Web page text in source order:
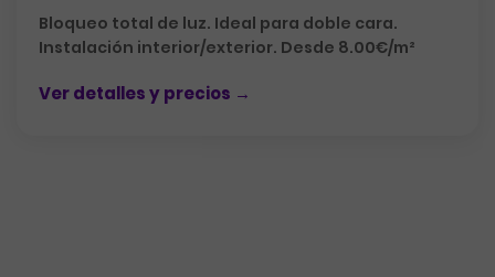
Bloqueo total de luz. Ideal para doble cara.
Instalación interior/exterior. Desde 8.00€/m²
Ver detalles y precios →